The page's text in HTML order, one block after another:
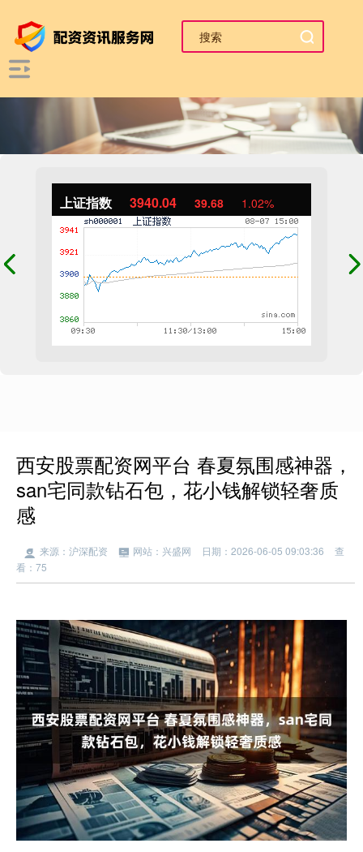
上证指数 3940.04 39.68 1.02%
西安股票配资网平台 春夏氛围感神器，
san宅同款钻石包，花小钱解锁轻奢质
感
来源：沪深配资 网站：兴盛网 日期：2026-06-05 09:03:36
查
看：75